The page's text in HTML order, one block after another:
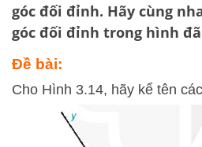
góc đối đỉnh. Hãy cùng
góc đối đỉnh trong hình
Đề bài:
Cho Hình 3.14, hãy kể tên